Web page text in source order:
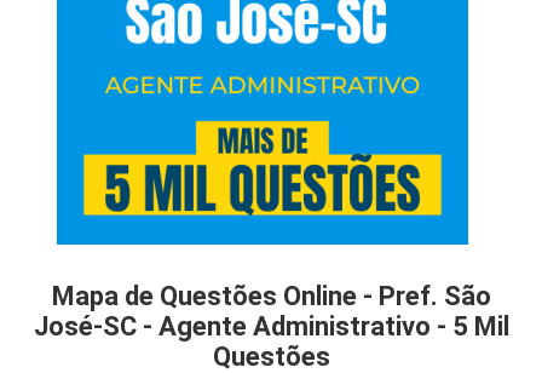
Mapa de Questões Online - Pref. São
José-SC - Agente Administrativo - 5 Mil
Questões